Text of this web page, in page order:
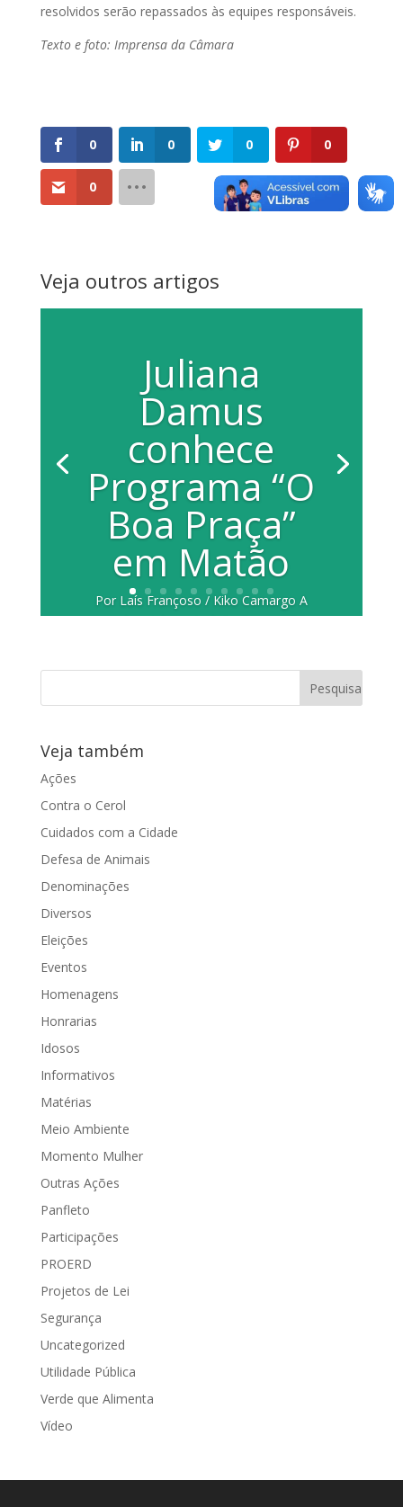
resolvidos serão repassados às equipes responsáveis.
Texto e foto: Imprensa da Câmara
0 0 0 0
0
Veja outros artigos
Juliana
Damus
conhece
Programa “O
Boa Praça”
em Matão
Por Laís Françoso / Kiko Camargo A
vereadora Juliana Andrião Damus (PP),
Veja também
Ações
Contra o Cerol
Cuidados com a Cidade
Defesa de Animais
Denominações
Diversos
Eleições
Eventos
Homenagens
Honrarias
Idosos
Informativos
Matérias
Meio Ambiente
Momento Mulher
Outras Ações
Panfleto
Participações
PROERD
Projetos de Lei
Segurança
Uncategorized
Utilidade Pública
Verde que Alimenta
Vídeo